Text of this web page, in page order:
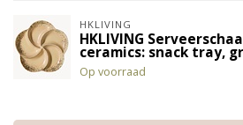
HKLIVING
HKLIVING
ceramics: snack tray,
Op voorraad